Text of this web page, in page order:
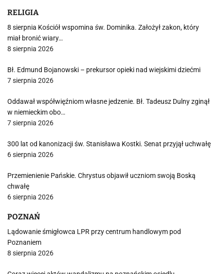
RELIGIA
8 sierpnia Kościół wspomina św. Dominika. Założył zakon, który
miał bronić wiary…
8 sierpnia 2026
Bł. Edmund Bojanowski – prekursor opieki nad wiejskimi dziećmi
7 sierpnia 2026
Oddawał współwięźniom własne jedzenie. Bł. Tadeusz Dulny zginął
w niemieckim obo…
7 sierpnia 2026
300 lat od kanonizacji św. Stanisława Kostki. Senat przyjął uchwałę
6 sierpnia 2026
Przemienienie Pańskie. Chrystus objawił uczniom swoją Boską
chwałę
6 sierpnia 2026
POZNAŃ
Lądowanie śmigłowca LPR przy centrum handlowym pod
Poznaniem
8 sierpnia 2026